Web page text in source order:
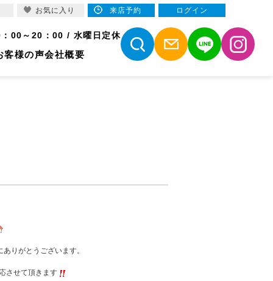
00～20：00 / 水曜日定休
客様の声会社概要
りがとうございます。
させて頂きます
お気に入り 来店予約 ログイン